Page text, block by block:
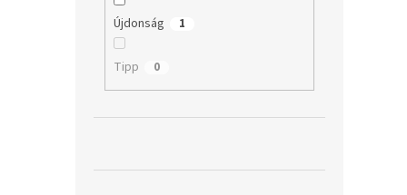
Újdonság 1
Tipp 0